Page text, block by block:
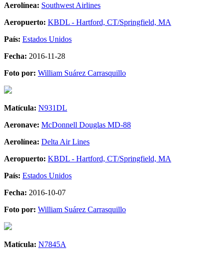
Aerolínea: Southwest Airlines
Aeropuerto: KBDL - Hartford, CT/Springfield, MA
País: Estados Unidos
Fecha: 2016-11-28
Foto por: William Suárez Carrasquillo
Matícula: N931DL
Aeronave: McDonnell Douglas MD-88
Aerolínea: Delta Air Lines
Aeropuerto: KBDL - Hartford, CT/Springfield, MA
País: Estados Unidos
Fecha: 2016-10-07
Foto por: William Suárez Carrasquillo
Matícula: N7845A